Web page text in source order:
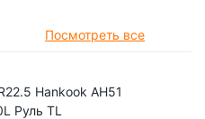
Посмотреть все
Hankook AH51
Руль TL